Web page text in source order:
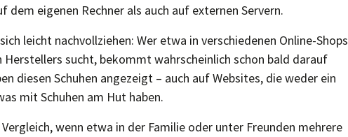
dem eigenen Rechner als auch auf externen Servern.
leicht nachvollziehen: Wer etwa in verschiedenen Online-Shops
Herstellers sucht, bekommt wahrscheinlich schon bald darauf
diesen Schuhen angezeigt – auch auf Websites, die weder ein
mit Schuhen am Hut haben.
wenn etwa in der Familie oder unter Freunden mehrere